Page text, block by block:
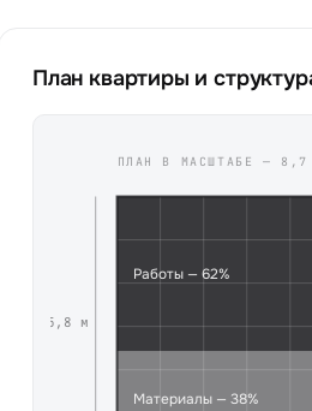
План квартиры и
ПЛАН В МАСШТАБЕ — 8,7
Работы —62%
Материалы —38%
5,8 м